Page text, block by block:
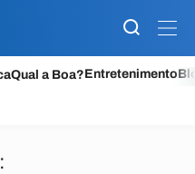
Qual a Boa?Entretenimento